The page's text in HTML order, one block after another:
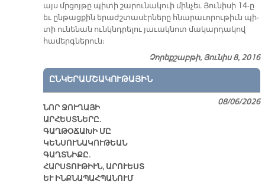
այս մրցոյ­թը պի­տի շա­րու­նա­կուի մին­չեւ Յու­նի­սի 14-ը
եւ ըն­թաց­քին ե­րաժշ­տա­սէր­նե­րը հնա­րա­ւո­րու­թիւն պի­
տի ու­նե­նան ունկնդ­րե­լու յա­ւակ­նոտ մա­կար­դա­կով
հա­մերգ­նե­րուն։
Չորեքշաբթի, Յունիս 8, 2016
ԸՆԿԵՐԱՄՇԱԿՈՒԹԱՅԻՆ
ՆՈՐ ՋՈՒՂԱՅԻ
ԱՐՀԵՍՏՆԵՐԸ.
ԳԱՂԹՕՃԱԽԻ ՄԸ
ԿԵՆՍՈՒՆԱԿՈՒԹԵԱՆ
ԳԱՂՏՆԻՔԸ.
ՀԱՐՍՏՈՒԹԻՒՆ, ԱՐՈՒԵՍՏ
ԵՒ ԻՆՔՆԱՊԱՀՊԱՆՈՒՄ
08/06/2026